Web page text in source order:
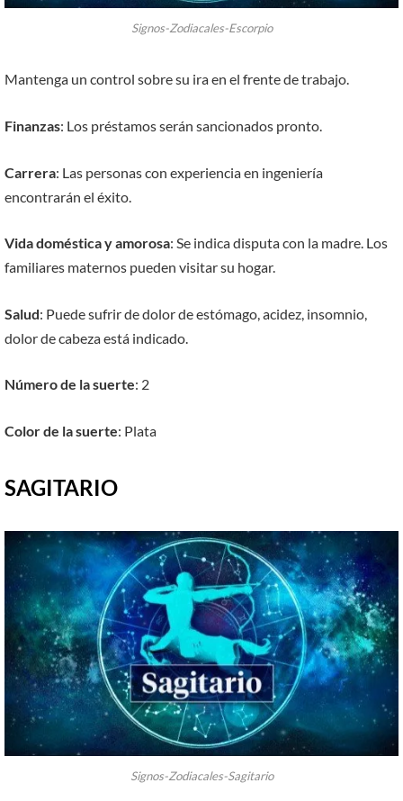
Signos-Zodiacales-Escorpio
Mantenga un control sobre su ira en el frente de trabajo.
Finanzas: Los préstamos serán sancionados pronto.
Carrera: Las personas con experiencia en ingeniería
encontrarán el éxito.
Vida doméstica y amorosa: Se indica disputa con la madre. Los
familiares maternos pueden visitar su hogar.
Salud: Puede sufrir de dolor de estómago, acidez, insomnio,
dolor de cabeza está indicado.
Número de la suerte: 2
Color de la suerte: Plata
SAGITARIO
Signos-Zodiacales-Sagitario